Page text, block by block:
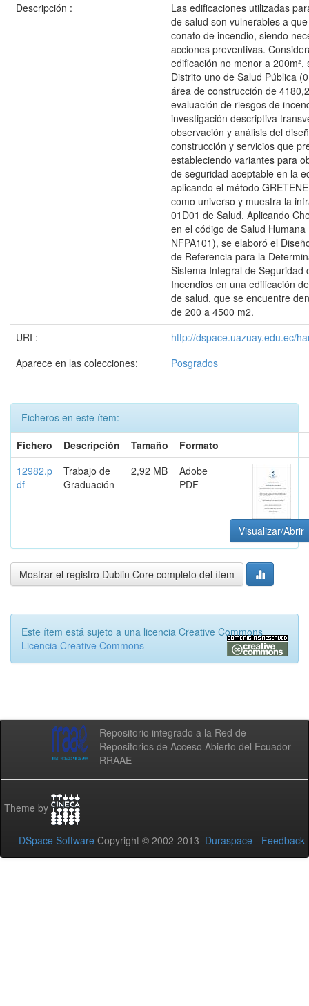
Descripción :
Las edificaciones utilizadas
de salud son vulnerables a
conato de incendio, siendo
acciones preventivas.
edificación no menor a 200m²,
Distrito uno de Salud Pública
área de construcción de
evaluación de riesgos de
investigación descriptiva
observación y análisis del
construcción y servicios que
estableciendo variantes para
de seguridad aceptable en la
aplicando el método
como universo y muestra la
01D01 de Salud. Aplicando
en el código de Salud Humana
NFPA101), se elaboró el
de Referencia para la
Sistema Integral de Seguridad
Incendios en una edificación
de salud, que se encuentre
de 200 a 4500 m2.
URI :
http://dspace.uazuay.edu.ec/
Aparece en las colecciones:
Posgrados
Ficheros en este ítem:
Fichero
Descripción Tamaño
Formato
12982.p
df
Trabajo de
Graduación
2,92 MB
Adobe
PDF
Visualizar/Abrir
Mostrar el registro Dublin Core completo del ítem
Este ítem está sujeto a una licencia Creative Commons
Licencia Creative Commons
Repositorio integrado a la Red de
Repositorios de Acceso Abierto del Ecuador -
RRAAE
Theme by
DSpace Software Copyright © 2002-2013 Duraspace - Feedback